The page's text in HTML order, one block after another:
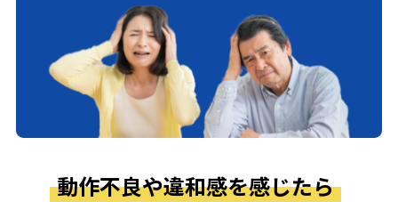
動作不良や違和感を感じたら